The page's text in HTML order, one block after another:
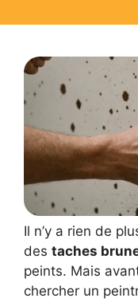
Il n’y a rien de
des taches
peints. Mais
chercher un